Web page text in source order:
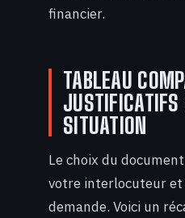
financier.
TABLEAU
JUSTIFICATIFS
SITUATION
Le choix du
votre interlocuteur et
demande. Voici un